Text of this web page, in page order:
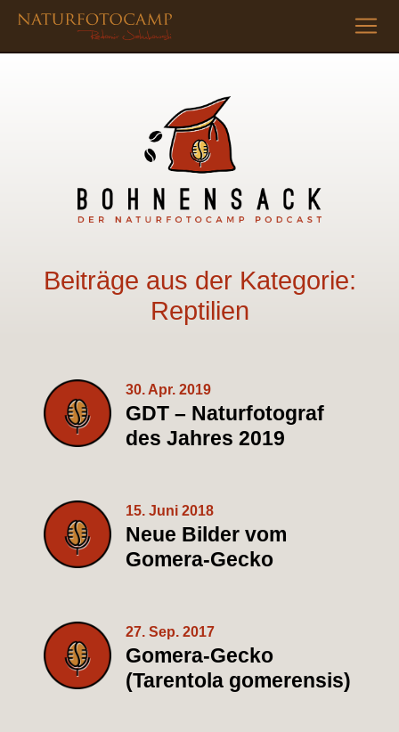
Beiträge aus der Kategorie:
Reptilien
30. Apr. 2019
GDT – Naturfotograf
des Jahres 2019
15. Juni 2018
Neue Bilder vom
Gomera-Gecko
27. Sep. 2017
Gomera-Gecko
(Tarentola gomerensis)